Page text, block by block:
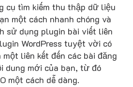
cụ tìm kiếm thu thập dữ liệu
một cách nhanh chóng và
sử dụng plugin bài viết liên
WordPress tuyệt vời có
liên kết đến các bài đăng
dung mới của bạn, từ đó
một cách dễ dàng.